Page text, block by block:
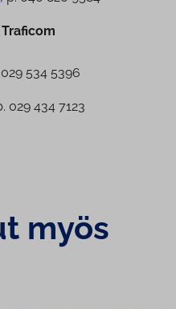
534 5396
029 434 7123
myös